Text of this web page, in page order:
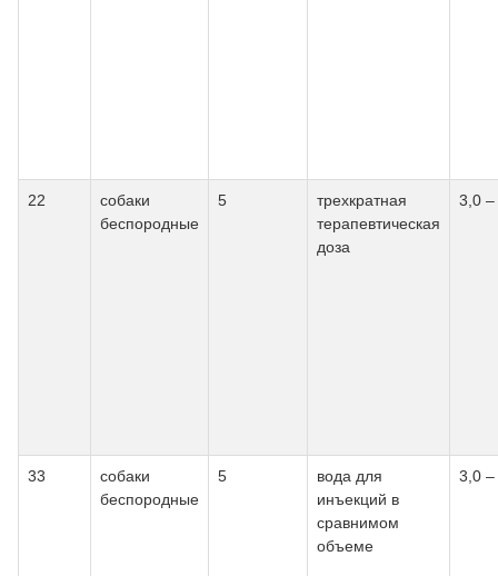
22
собаки
беспородные
5
трехкратная
терапевтическая
доза
3,0 –
33
собаки
беспородные
5
вода для
инъекций в
сравнимом
объеме
3,0 –